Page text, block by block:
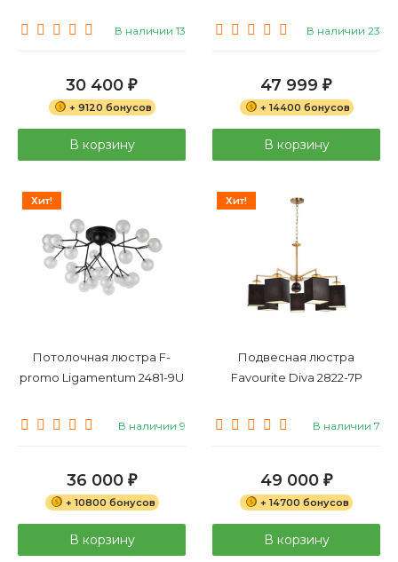
В наличии 13
30 400 ₽
+ 9120 бонусов
В корзину
В наличии 23
47 999 ₽
+ 14400 бонусов
В корзину
Хит!
Потолочная люстра F-
promo Ligamentum 2481-9U
В наличии 9
36 000 ₽
+ 10800 бонусов
В корзину
Хит!
Подвесная люстра
Favourite Diva 2822-7P
В наличии 7
49 000 ₽
+ 14700 бонусов
В корзину